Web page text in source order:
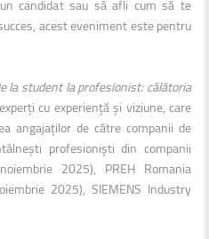
candidat sau să afli cum să te
acest eveniment este pentru
la student la profesionist: călătoria
cu experiență și viziune, care
angajaților de către companii de
profesioniști din companii
2025), PREH Romania
2025), SIEMENS Industry